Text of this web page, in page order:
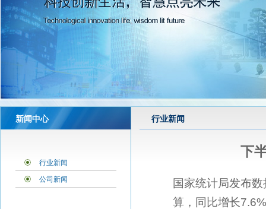
新闻中心
行业新闻
公司新闻
行业新闻
下
国家统计局发布
算，同比增长